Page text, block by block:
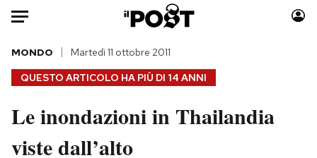
Auto
HOME
Italia
Moda
QUESTO ARTICOLO HA PIÙ DI 14 ANNI
MONDO Martedì 11 ottobre 2011
Le inondazioni in Thailandia
viste dall’alto